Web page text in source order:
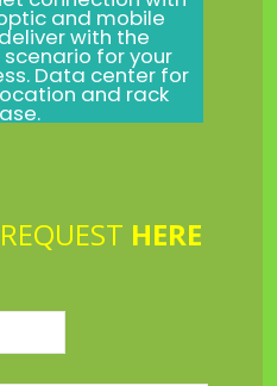
and mobile
with the
for your
Data center for
and rack
HERE